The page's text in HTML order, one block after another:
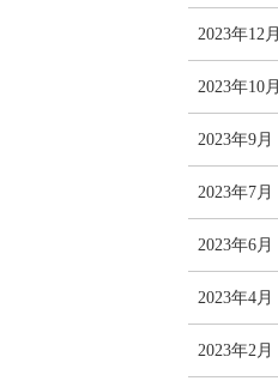
2023年12月
2023年10月
2023年9月
2023年7月
2023年6月
2023年4月
2023年2月